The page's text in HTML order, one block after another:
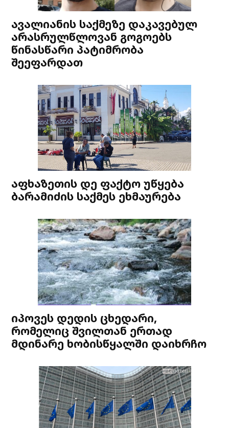
ავალიანის საქმეზე დაკავებულ
არასრულწლოვან გოგოებს
წინასწარი პატიმრობა
შეეფარდათ
აფხაზეთის დე ფაქტო უწყება
ბარამიძის საქმეს ეხმაურება
იპოვეს დედის ცხედარი,
რომელიც შვილთან ერთად
მდინარე ხობისწყალში დაიხრჩო